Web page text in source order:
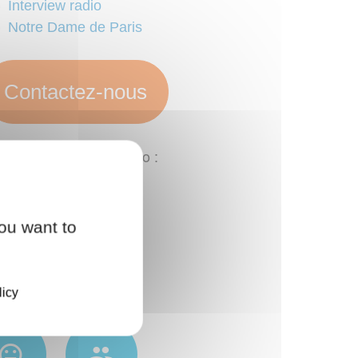
Interview radio
Notre Dame de Paris
Contactez-nous
Axe Audio :
want to